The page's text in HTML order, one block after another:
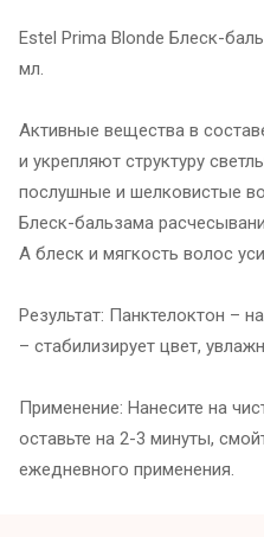
Estel Prima Blonde Блеск-
мл.
Активные вещества в
и укрепляют структуру
послушные и шелковистые
Блеск-бальзама
А блеск и мягкость волос
Результат: Панктелоктон –
– стабилизирует цвет,
Применение: Нанесите на
оставьте на 2-3 минуты,
ежедневного применения.